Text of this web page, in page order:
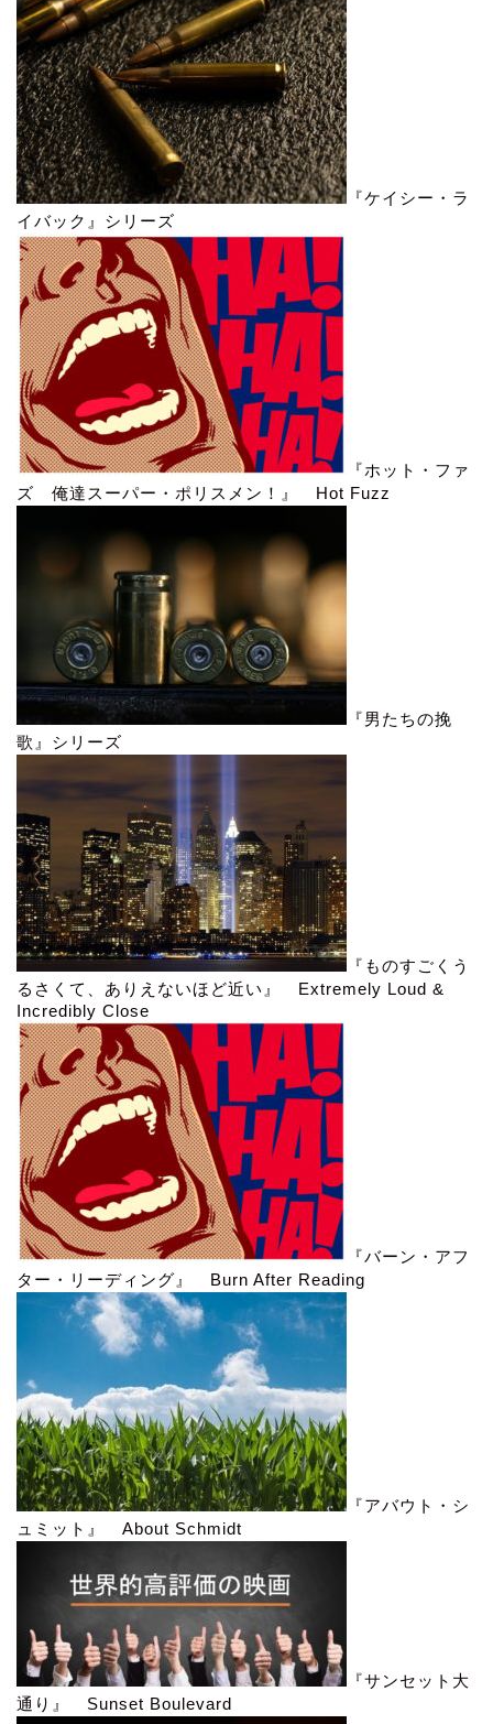
『ケイシー・ラ
イバック』シリーズ
『ホット・ファ
ズ 俺達スーパー・ポリスメン！』 Hot Fuzz
『男たちの挽
歌』シリーズ
『ものすごくう
るさくて、ありえないほど近い』 Extremely Loud &
Incredibly Close
『バーン・アフ
ター・リーディング』 Burn After Reading
『アバウト・シ
ュミット』 About Schmidt
『サンセット大
通り』 Sunset Boulevard